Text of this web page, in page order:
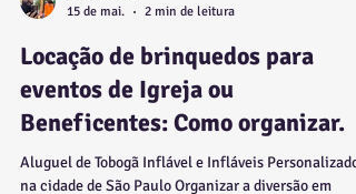
Valdeir Silva
15 de mai.
2 min de leitura
Locação de brinquedos para